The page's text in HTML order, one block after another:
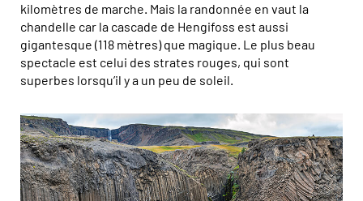
kilomètres de marche. Mais la randonnée en vaut la
chandelle car la cascade de Hengifoss est aussi
gigantesque (118 mètres) que magique. Le plus beau
spectacle est celui des strates rouges, qui sont
superbes lorsqu’il y a un peu de soleil.